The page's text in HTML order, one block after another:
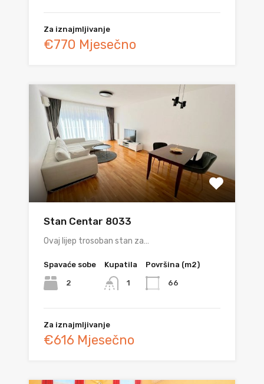
Za iznajmljivanje
€770 Mjesečno
Stan Centar 8033
Ovaj lijep trosoban stan za…
Spavaće sobe
2
Kupatila
1
Površina (m2)
66
Za iznajmljivanje
€616 Mjesečno